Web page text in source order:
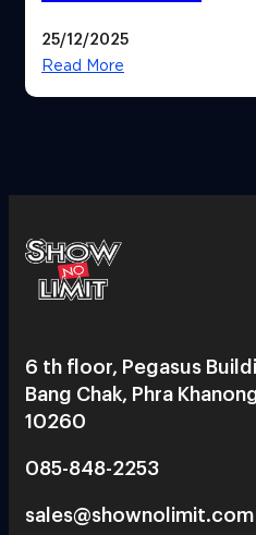
25/12/2025
Read More
6 th floor, Pegasus
Bang Chak, Phra
10260
085-848-2253
sales@shownolimit.com